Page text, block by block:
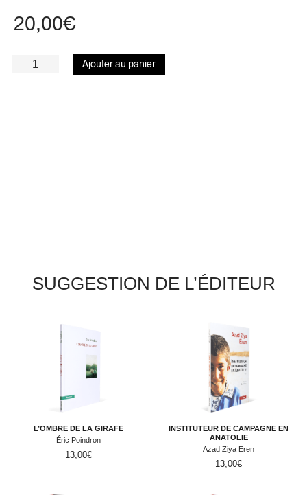
20,00€
Ajouter au panier
SUGGESTION DE L’ÉDITEUR
L’OMBRE DE LA GIRAFE
Éric Poindron
13,00€
INSTITUTEUR DE CAMPAGNE EN
ANATOLIE
Azad Ziya Eren
13,00€